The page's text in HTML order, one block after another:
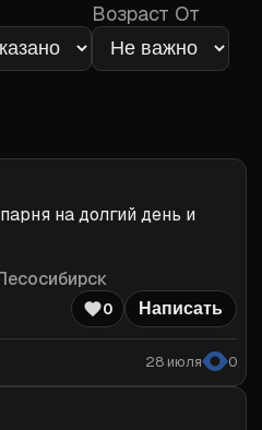
Возраст От
на долгий день и
0 Написать
28 июля 0